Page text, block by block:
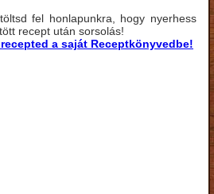
fel honlapunkra, hogy nyerhess
recept után sorsolás!
a saját Receptkönyvedbe!